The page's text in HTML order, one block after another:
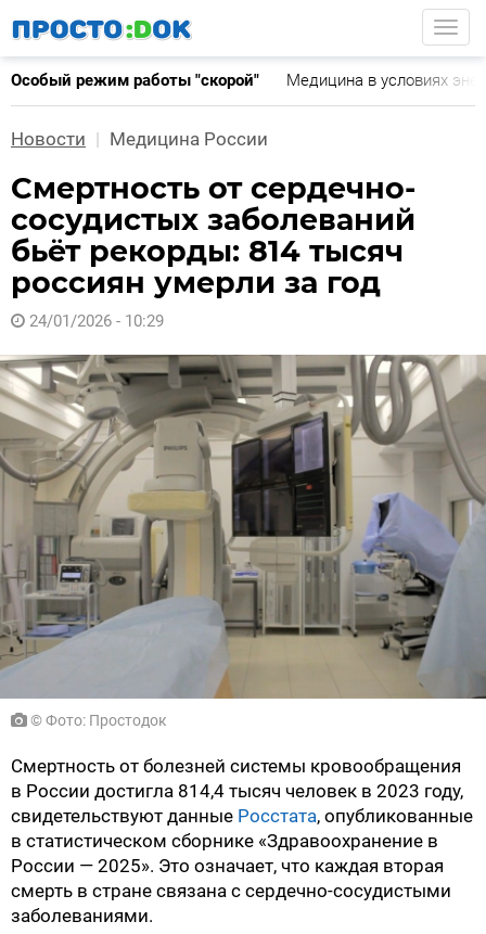
основному
содержанию
Особый режим работы "скорой" Медицина в условиях
Новости Медицина России
Смертность от сердечно-
сосудистых заболеваний
бьёт рекорды: 814 тысяч
россиян умерли за год
24/01/2026 - 10:29
© Фото: Простодок
Смертность от болезней системы кровообращения
в России достигла 814,4 тысяч человек в 2023 году,
свидетельствуют данные Росстата, опубликованные
в статистическом сборнике «Здравоохранение в
России — 2025». Это означает, что каждая вторая
смерть в стране связана с сердечно-сосудистыми
заболеваниями.